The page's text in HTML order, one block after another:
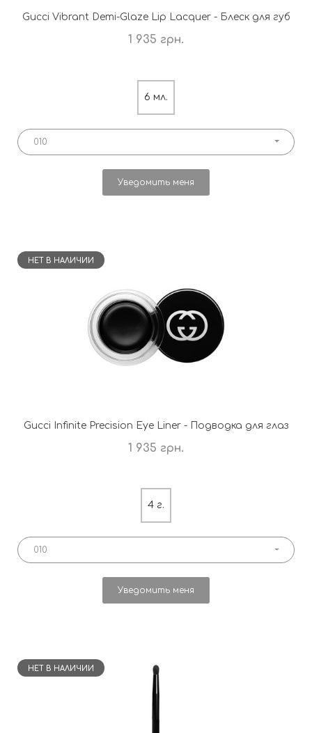
Gucci Vibrant Demi-Glaze Lip Lacquer - Блеск для губ
1 935 грн.
6 мл.
010
Уведомить меня
НЕТ В НАЛИЧИИ
Gucci Infinite Precision Eye Liner - Подводка для глаз
1 935 грн.
4 г.
010
Уведомить меня
НЕТ В НАЛИЧИИ